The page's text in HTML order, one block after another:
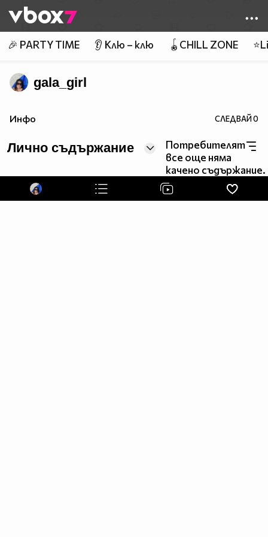
👾
🎉 PARTY TIME 👂 Клю – клю 🪀CHILL ZONE
gala_girl
Инфо СЛЕДВАЙ0
Лично съдържание
Потребителят
все още няма
качено съдържание.